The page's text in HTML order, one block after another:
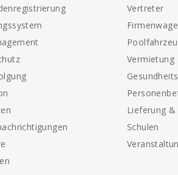
Vertreter
Vermietung
Lieferung
Schulen